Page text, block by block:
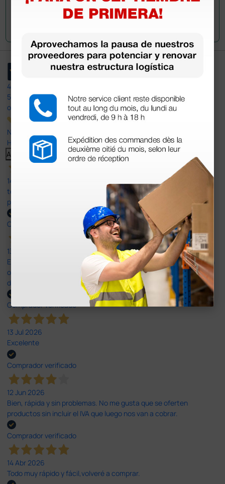
4,4
597
opiniones
Nuestras reseñas de 4 y 5 estrellas.
Haga clic aquí para leerlos todos >
Anterior Siguiente
14 Jul 2026
todo correcto. podria señalar que un poco caro los portes y el
plazo de entrega se alarga.
Comprador verificado
13 Jul 2026
Es fácil hacer el pedido. El producto, bastante mas barato que en
otras plataformas de material médico. Pero el envío cuesta más
del doble que en cualquier otra empresa dentro de España.
Comprador verificado
13 Jul 2026
Excelente
Comprador verificado
12 Jun 2026
Bien, rápida y sin problemas. No me gusta que se oferten
productos sin incluir el IVA que luego nos van a cobrar.
Comprador verificado
14 Abr 2026
Todo muy rápido y fácil,volveré a comprar.